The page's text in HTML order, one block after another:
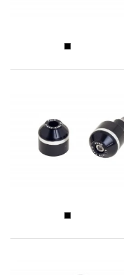
Czarny (N)
Czarny (N)